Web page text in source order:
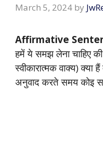
March 5, 2024 by
Affirmative
हमें ये समझ लेना चाहिए
स्वीकारात्मक वाक्य) क्या
अनुवाद करते समय कोइ